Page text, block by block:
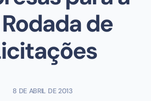
Rodada de
8 DE ABRIL DE 2013